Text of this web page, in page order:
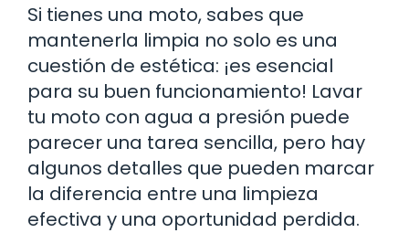
Si tienes una moto, sabes que
mantenerla limpia no solo es una
cuestión de estética: ¡es esencial
para su buen funcionamiento! Lavar
tu moto con agua a presión puede
parecer una tarea sencilla, pero hay
algunos detalles que pueden marcar
la diferencia entre una limpieza
efectiva y una oportunidad perdida.